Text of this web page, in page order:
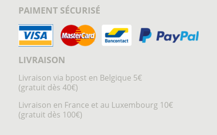
PAIMENT SÉCURISÉ
LIVRAISON
Livraison via bpost en Belgique 5€
(gratuit dès 40€)
Livraison en France et au Luxembourg 10€
(gratuit dès 100€)